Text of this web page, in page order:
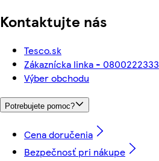
Kontaktujte nás
Tesco.sk
Zákaznícka linka - 0800222333
Výber obchodu
Potrebujete pomoc?
Cena doručenia
Bezpečnosť pri nákupe